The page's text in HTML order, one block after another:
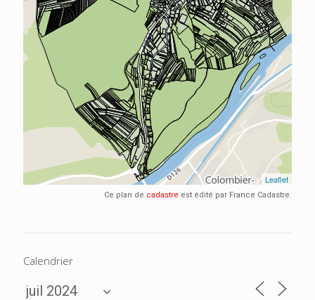
Ce plan de cadastre est édité par France Cadastre.
Calendrier